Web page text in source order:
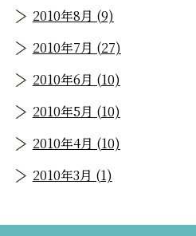
2010年8月 (9)
2010年7月 (27)
2010年6月 (10)
2010年5月 (10)
2010年4月 (10)
2010年3月 (1)